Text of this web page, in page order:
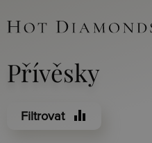
Přívěsky
Filtrovat equalizer